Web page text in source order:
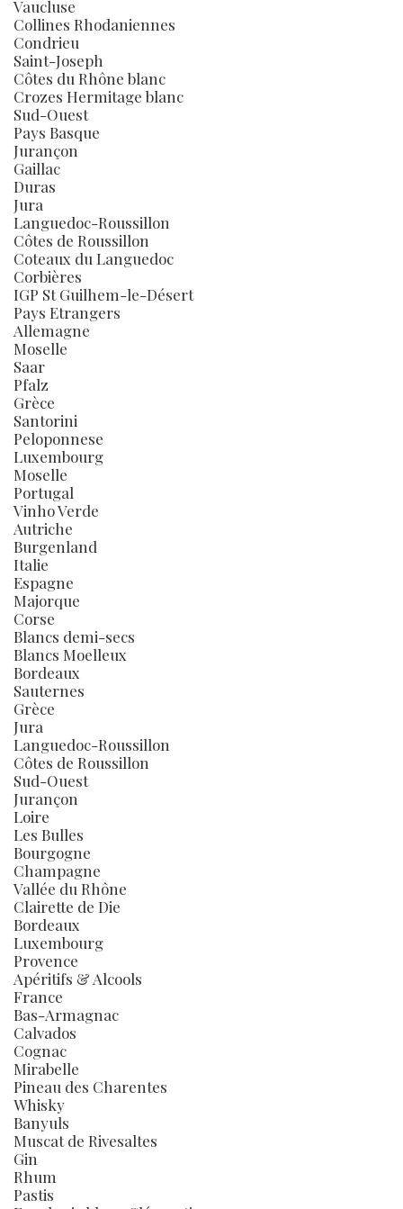
Vaucluse
Collines Rhodaniennes
Condrieu
Saint-Joseph
Côtes du Rhône blanc
Crozes Hermitage blanc
Sud-Ouest
Pays Basque
Jurançon
Gaillac
Duras
Jura
Languedoc-Roussillon
Côtes de Roussillon
Coteaux du Languedoc
Corbières
IGP St Guilhem-le-Désert
Pays Etrangers
Allemagne
Moselle
Saar
Pfalz
Grèce
Santorini
Peloponnese
Luxembourg
Moselle
Portugal
Vinho Verde
Autriche
Burgenland
Italie
Espagne
Majorque
Corse
Blancs demi-secs
Blancs Moelleux
Bordeaux
Sauternes
Grèce
Jura
Languedoc-Roussillon
Côtes de Roussillon
Sud-Ouest
Jurançon
Loire
Les Bulles
Bourgogne
Champagne
Vallée du Rhône
Clairette de Die
Bordeaux
Luxembourg
Provence
Apéritifs & Alcools
France
Bas-Armagnac
Calvados
Cognac
Mirabelle
Pineau des Charentes
Whisky
Banyuls
Muscat de Rivesaltes
Gin
Rhum
Pastis